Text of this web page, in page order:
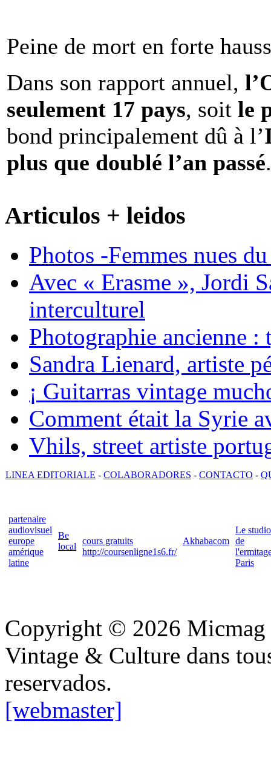
Peine de mort en forte
Dans son rapport annuel,
seulement 17 pays, soit le
bond principalement dû à l’
plus que doublé l’an passé.
Articulos + leidos
Photos -Femmes nues
Avec « Erasme », Jordi
interculturel
Photographie ancienne :
Sandra Lienard, artiste
¡ Guitarras vintage
Comment était la Syrie
Vhils, street artiste
LINEA EDITORIALE - COLABORADORES - CONTACTO -
partenaire
audiovisuel
europe
amérique
latine
Be
local
cours gratuits
http://coursenligne1s6.fr/
Akhabacom
Le studio
de
Paris
Copyright © 2026 Micmag
Vintage & Culture dans
reservados.
[webmaster]